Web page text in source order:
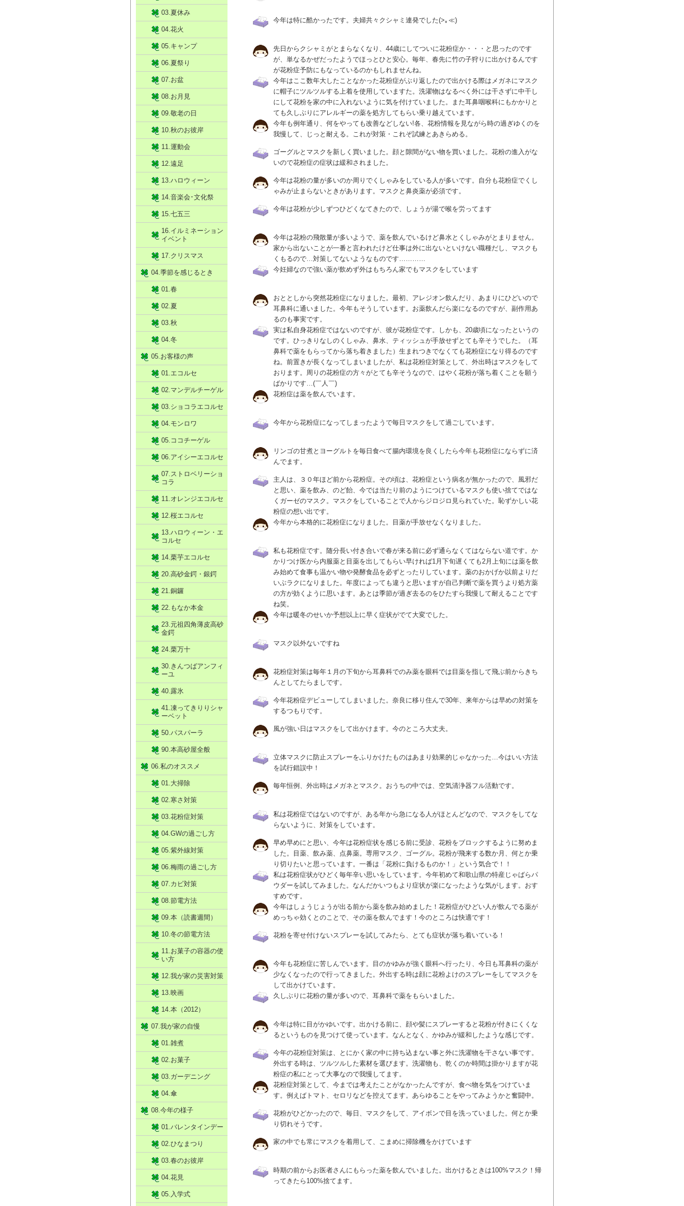
今年は特に酷かったです。夫婦共々クシャミ連発でした(>｡≪)
先日からクシャミがとまらなくなり、44歳にしてついに花粉症か・・・と思ったのです
が、単なるかぜだったようでほっとひと安心。毎年、春先に竹の子狩りに出かけるんです
が花粉症予防にもなっているのかもしれませんね。
今年はここ数年大したことなかった花粉症がぶり返したので出かける際はメガネにマスク
に帽子にツルツルする上着を使用していますた。洗濯物はなるべく外には干さずに中干し
にして花粉を家の中に入れないように気を付けていました。また耳鼻咽喉科にもかかりと
ても久しぶりにアレルギーの薬を処方してもらい乗り越えています。
今年も例年通り、何をやっても改善などしない!各、花粉情報を見ながら時の過ぎゆくのを
我慢して、じっと耐える。これが対策・これぞ試練とあきらめる。
ゴーグルとマスクを新しく買いました。顔と隙間がない物を買いました。花粉の進入がな
いので花粉症の症状は緩和されました。
今年は花粉の量が多いのか周りでくしゃみをしている人が多いです。自分も花粉症でくし
ゃみが止まらないときがあります。マスクと鼻炎薬が必須です。
今年は花粉が少しずつひどくなてきたので、しょうが湯で喉を労ってます
今年は花粉の飛散量が多いようで、薬を飲んでいるけど鼻水とくしゃみがとまりません。
家から出ないことが一番と言われたけど仕事は外に出ないといけない職種だし、マスクも
くもるので…対策してないようなものです…………
今妊婦なので強い薬が飲めず外はもちろん家でもマスクをしています
おととしから突然花粉症になりました。最初、アレジオン飲んだり、あまりにひどいので
耳鼻科に通いました。今年もそうしています。お薬飲んだら楽になるのですが、副作用あ
るのも事実です。
実は私自身花粉症ではないのですが、彼が花粉症です。しかも、20歳頃になったというの
です。ひっきりなしのくしゃみ、鼻水、ティッシュが手放せずとても辛そうでした。（耳
鼻科で薬をもらってから落ち着きました）生まれつきでなくても花粉症になり得るのです
ね。前置きが長くなってしまいましたが、私は花粉症対策として、外出時はマスクをして
おります。周りの花粉症の方々がとても辛そうなので、はやく花粉が落ち着くことを願う
ばかりです…(￣人￣)
花粉症は薬を飲んでいます。
今年から花粉症になってしまったようで毎日マスクをして過ごしています。
リンゴの甘煮とヨーグルトを毎日食べて腸内環境を良くしたら今年も花粉症にならずに済
んでます。
主人は、３０年ほど前から花粉症。その頃は、花粉症という病名が無かったので、風邪だ
と思い、薬を飲み、のど飴、今では当たり前のようにつけているマスクも使い捨てではな
くガーゼのマスク。マスクをしていることで人からジロジロ見られていた。恥ずかしい花
粉症の想い出です。
今年から本格的に花粉症になりました。目薬が手放せなくなりました。
私も花粉症です。随分長い付き合いで春が来る前に必ず通らなくてはならない道です。か
かりつけ医から内服薬と目薬を出してもらい早ければ1月下旬遅くても2月上旬には薬を飲
み始めて食事も温かい物や発酵食品を必ずとったりしています。薬のおかげか以前よりだ
いぶラクになりました。年度によっても違うと思いますが自己判断で薬を買うより処方薬
の方が効くように思います。あとは季節が過ぎ去るのをひたすら我慢して耐えることです
ね笑。
今年は暖冬のせいか予想以上に早く症状がでて大変でした。
マスク以外ないですね
花粉症対策は毎年１月の下旬から耳鼻科でのみ薬を眼科では目薬を指して飛ぶ前からきち
んとしてたらましです。
今年花粉症デビューしてしまいました。奈良に移り住んで30年、来年からは早めの対策を
するつもりです。
風が強い日はマスクをして出かけます。今のところ大丈夫。
立体マスクに防止スプレーをふりかけたものはあまり効果的じゃなかった…今はいい方法
を試行錯誤中！
毎年恒例、外出時はメガネとマスク。おうちの中では、空気清浄器フル活動です。
私は花粉症ではないのですが、ある年から急になる人がほとんどなので、マスクをしてな
らないように、対策をしています。
早め早めにと思い、今年は花粉症状を感じる前に受診、花粉をブロックするように努めま
した。目薬、飲み薬、点鼻薬。専用マスク、ゴーグル。花粉が飛来する数か月、何とか乗
り切りたいと思っています。一番は「花粉に負けるものか！」という気合で！！
私は花粉症状がひどく毎年辛い思いをしています。今年初めて和歌山県の特産じゃばらパ
ウダーを試してみました。なんだかいつもより症状が楽になったような気がします。おす
すめです。
今年はしょうじょうが出る前から薬を飲み始めました！花粉症がひどい人が飲んでる薬が
めっちゃ効くとのことで、その薬を飲んでます！今のところは快適です！
花粉を寄せ付けないスプレーを試してみたら、とても症状が落ち着いている！
今年も花粉症に苦しんでいます。目のかゆみが強く眼科へ行ったり、今日も耳鼻科の薬が
少なくなったので行ってきました。外出する時は顔に花粉よけのスプレーをしてマスクを
して出かけています。
久しぶりに花粉の量が多いので、耳鼻科で薬をもらいました。
今年は特に目がかゆいです。出かける前に、顔や髪にスプレーすると花粉が付きにくくな
るというものを見つけて使っています。なんとなく、かゆみが緩和したような感じです。
今年の花粉症対策は、とにかく家の中に持ち込まない事と外に洗濯物を干さない事です。
外出する時は、ツルツルした素材を選びます。洗濯物も、乾くのか時間は掛かりますが花
粉症の私にとって大事なので我慢してます。
花粉症対策として、今までは考えたことがなかったんですが、食べ物を気をつけていま
す。例えばトマト、セロリなどを控えてます。あらゆることをやってみようかと奮闘中。
花粉がひどかったので、毎日、マスクをして、アイボンで目を洗っていました。何とか乗
り切れそうです。
家の中でも常にマスクを着用して、こまめに掃除機をかけています
時期の前からお医者さんにもらった薬を飲んでいました。出かけるときは100%マスク！帰
ってきたら100%捨てます。
03.夏休み
04.花火
05.キャンプ
06.夏祭り
07.お盆
08.お月見
09.敬老の日
10.秋のお彼岸
11.運動会
12.遠足
13.ハロウィーン
14.音楽会･文化祭
15.七五三
16.イルミネーション
イベント
17.クリスマス
04.季節を感じるとき
01.春
02.夏
03.秋
04.冬
05.お客様の声
01.エコルセ
02.マンデルチーゲル
03.ショコラエコルセ
04.モンロワ
05.ココチーゲル
06.アイシーエコルセ
07.ストロベリーショ
コラ
11.オレンジエコルセ
12.桜エコルセ
13.ハロウィーン・エ
コルセ
14.栗芋エコルセ
20.高砂金鍔・銀鍔
21.銅鑼
22.もなか本金
23.元祖四角薄皮高砂
金鍔
24.栗万十
30.きんつばアンフィ
ーユ
40.露氷
41.凍ってきりりシャ
ーベット
50.パスパーラ
90.本高砂屋全般
06.私のオススメ
01.大掃除
02.寒さ対策
03.花粉症対策
04.GWの過ごし方
05.紫外線対策
06.梅雨の過ごし方
07.カビ対策
08.節電方法
09.本（読書週間）
10.冬の節電方法
11.お菓子の容器の使
い方
12.我が家の災害対策
13.映画
14.本（2012）
07.我が家の自慢
01.雑煮
02.お菓子
03.ガーデニング
04.傘
08.今年の様子
01.バレンタインデー
02.ひなまつり
03.春のお彼岸
04.花見
05.入学式